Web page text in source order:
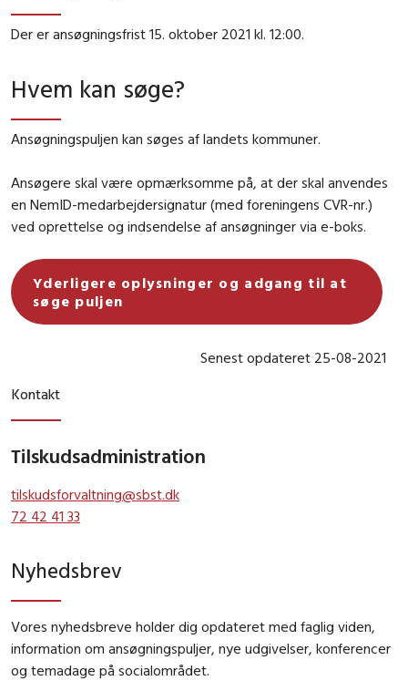
Der er ansøgningsfrist 15. oktober 2021 kl. 12:00.
Hvem kan søge?
Ansøgningspuljen kan søges af landets kommuner.
Ansøgere skal være opmærksomme på, at der skal anvendes
en NemID-medarbejdersignatur (med foreningens CVR-nr.)
ved oprettelse og indsendelse af ansøgninger via e-boks.
Yderligere oplysninger og adgang til at
søge puljen
Senest opdateret 25-08-2021
Kontakt
Tilskudsadministration
tilskudsforvaltning@sbst.dk
72 42 41 33
Nyhedsbrev
Vores nyhedsbreve holder dig opdateret med faglig viden,
information om ansøgningspuljer, nye udgivelser, konferencer
og temadage på socialområdet.